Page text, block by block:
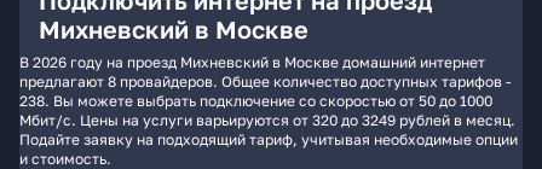
Михневский в Москве
В 2026 году на проезд Михневский в Москве домашний интернет
предлагают 8 провайдеров. Общее количество доступных тарифов -
238. Вы можете выбрать подключение со скоростью от 50 до 1000
Мбит/с. Цены на услуги варьируются от 320 до 3249 рублей в месяц.
Подайте заявку на подходящий тариф, учитывая необходимые опции
и стоимость.